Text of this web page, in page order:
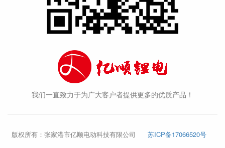
我们一直致力于为广大客户者提供更多的优质产品！
版权所有：张家港市亿顺电动科技有限公司 苏ICP备17066520号